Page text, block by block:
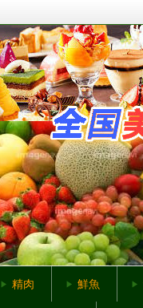
全国美味しい
全国から美味しいものを
精肉 鮮魚